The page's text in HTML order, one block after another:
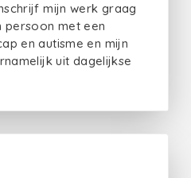
mijn werk graag
persoon met een
en autisme en mijn
uit dagelijkse